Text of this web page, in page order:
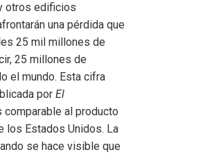
otros edificios
una pérdida que
25 mil millones de
25 millones de
el mundo. Esta cifra
por El
comparable al producto
los Estados Unidos. La
se hace visible que